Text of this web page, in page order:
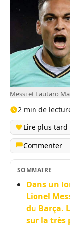
Messi et Lautaro
2 min de
Lire plus tard
Commenter
SOMMAIRE
Dans un
Lionel
du Barça.
sur la très